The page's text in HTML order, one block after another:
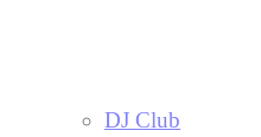
DJ Club